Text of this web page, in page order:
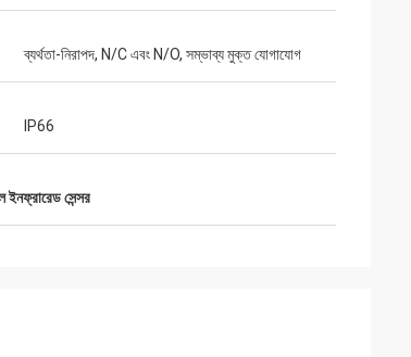
ব্যর্থতা-নিরাপদ, N/C এবং N/O, সম্ভাব্য মুক্ত যোগাযোগ
IP66
সেন্সর